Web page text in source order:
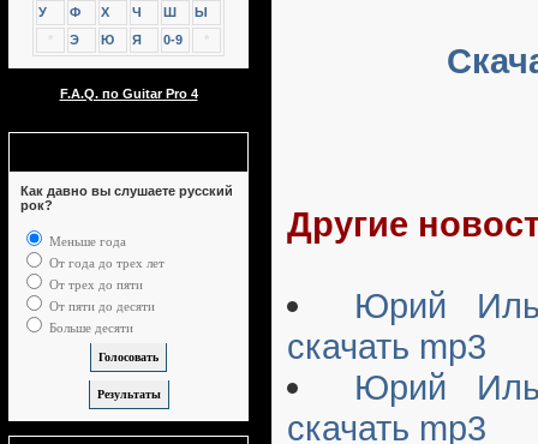
У
Ф Х Ч Ш
Ы
Э Ю Я 0-9
F.A.Q. по Guitar Pro 4
Как давно вы слушаете русский
рок?
Меньше года
От года до трех лет
От трех до пяти
От пяти до десяти
Больше десяти
Другие
Юрий
скачать mp3
Юрий
скачать mp3